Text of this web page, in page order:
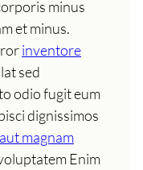
minus
et minus.
inventore
sed
odio fugit eum
dignissimos
aut magnam
Enim